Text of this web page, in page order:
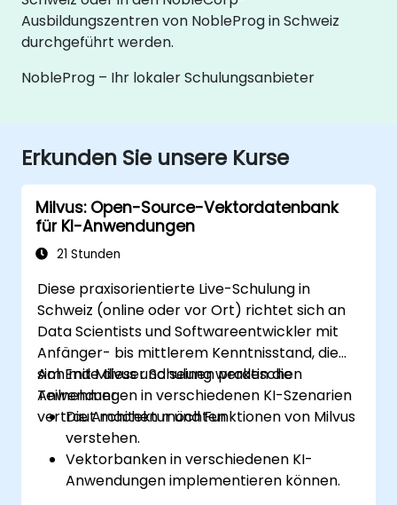
Ausbildungszentren von NobleProg in Schweiz
durchgeführt werden.
NobleProg – Ihr lokaler Schulungsanbieter
Erkunden Sie unsere Kurse
Milvus: Open-Source-Vektordatenbank
für KI-Anwendungen
21 Stunden
Diese praxisorientierte Live-Schulung in
Schweiz (online oder vor Ort) richtet sich an
Data Scientists und Softwareentwickler mit
Anfänger- bis mittlerem Kenntnisstand, die
sich mit Milvus und seinen praktischen
Anwendungen in verschiedenen KI-Szenarien
vertraut machen möchten.
Am Ende dieser Schulung werden die
Teilnehmer:
Die Architektur und Funktionen von Milvus
verstehen.
Vektorbanken in verschiedenen KI-
Anwendungen implementieren können.